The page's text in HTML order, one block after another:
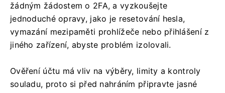
žádným žádostem o 2FA, a vyzkoušejte
jednoduché opravy, jako je resetování hesla,
vymazání mezipaměti prohlížeče nebo přihlášení z
jiného zařízení, abyste problém izolovali.
Ověření účtu má vliv na výběry, limity a kontroly
souladu, proto si před nahráním připravte jasné